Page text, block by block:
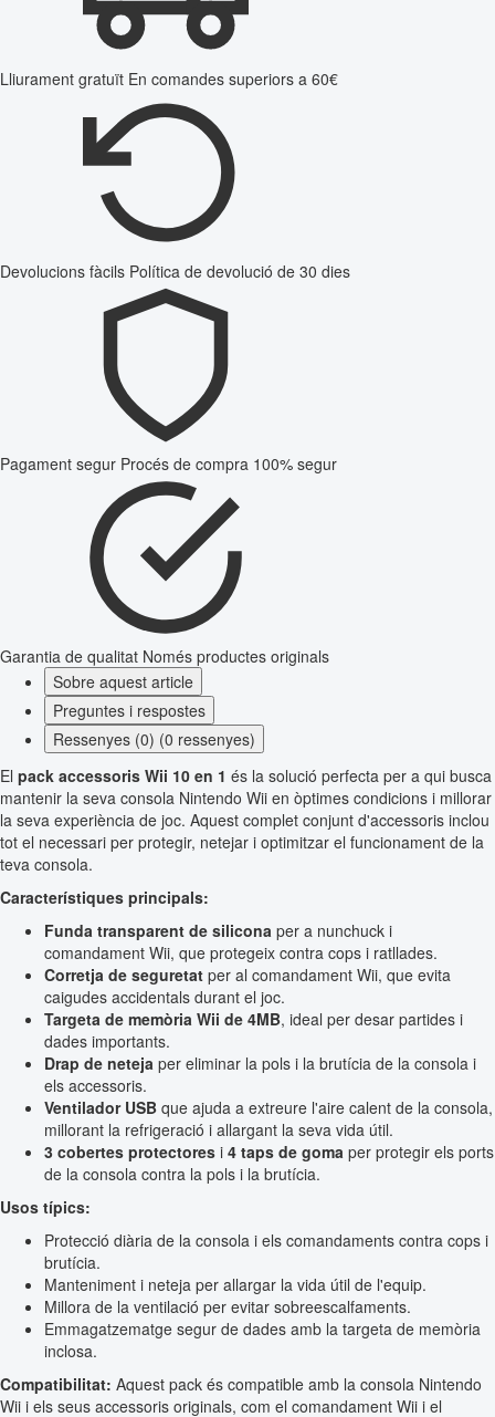
Lliurament gratuït En comandes superiors a 60€
Devolucions fàcils Política de devolució de 30 dies
Pagament segur Procés de compra 100% segur
Garantia de qualitat Només productes originals
Sobre aquest article
Preguntes i respostes
Ressenyes (0) (0 ressenyes)
El pack accessoris Wii 10 en 1 és la solució perfecta per a qui busca
mantenir la seva consola Nintendo Wii en òptimes condicions i millorar
la seva experiència de joc. Aquest complet conjunt d'accessoris inclou
tot el necessari per protegir, netejar i optimitzar el funcionament de la
teva consola.
Característiques principals:
Funda transparent de silicona per a nunchuck i
comandament Wii, que protegeix contra cops i ratllades.
Corretja de seguretat per al comandament Wii, que evita
caigudes accidentals durant el joc.
Targeta de memòria Wii de 4MB, ideal per desar partides i
dades importants.
Drap de neteja per eliminar la pols i la brutícia de la consola i
els accessoris.
Ventilador USB que ajuda a extreure l'aire calent de la consola,
millorant la refrigeració i allargant la seva vida útil.
3 cobertes protectores i 4 taps de goma per protegir els ports
de la consola contra la pols i la brutícia.
Usos típics:
Protecció diària de la consola i els comandaments contra cops i
brutícia.
Manteniment i neteja per allargar la vida útil de l'equip.
Millora de la ventilació per evitar sobreescalfaments.
Emmagatzematge segur de dades amb la targeta de memòria
inclosa.
Compatibilitat: Aquest pack és compatible amb la consola Nintendo
Wii i els seus accessoris originals, com el comandament Wii i el